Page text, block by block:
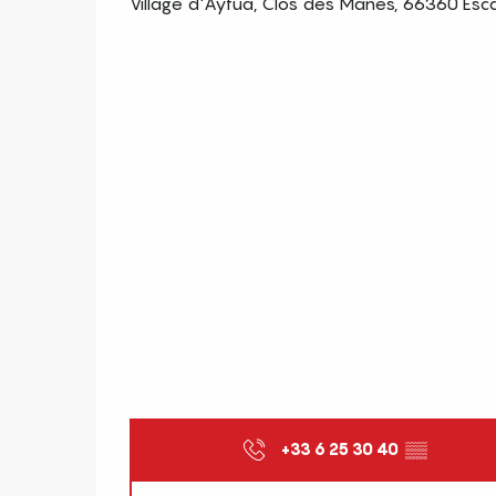
+33 6 25 30 40 ▒▒